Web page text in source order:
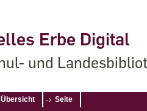
Erbe Digital
und
Übersicht Seite